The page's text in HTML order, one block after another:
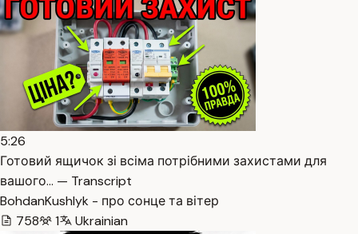
5:26
Готовий ящичок зі всіма потрібними захистами для
вашого… — Transcript
BohdanKushlyk - про сонце та вітер
758
1 Ukrainian